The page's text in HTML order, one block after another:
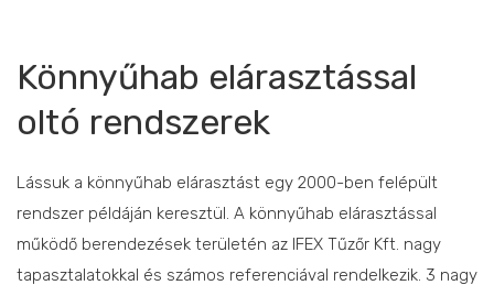
Könnyűhab elárasztással
oltó rendszerek
Lássuk a könnyűhab elárasztást egy 2000-ben felépült
rendszer példáján keresztül. A könnyűhab elárasztással
működő berendezések területén az IFEX Tűzőr Kft. nagy
tapasztalatokkal és számos referenciával rendelkezik. 3 nagy